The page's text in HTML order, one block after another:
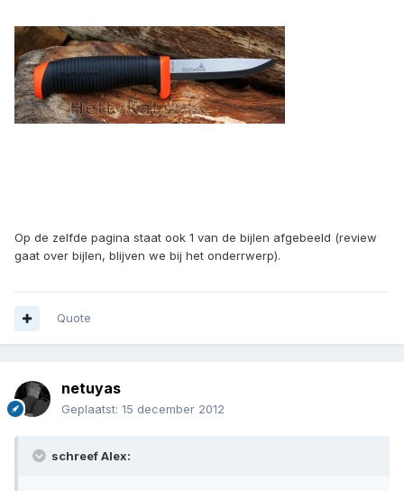
Op de zelfde pagina staat ook 1 van de bijlen afgebeeld (review
gaat over bijlen, blijven we bij het onderrwerp).
Quote
netuyas
Geplaatst: 15 december 2012
schreef Alex: